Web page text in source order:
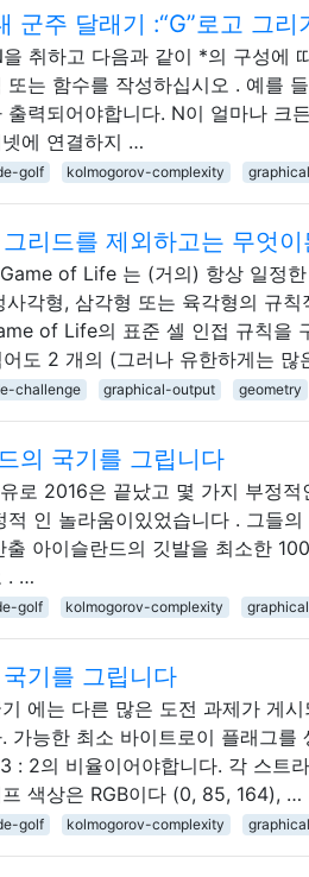
군주 달래기 :“G”로고 그리
취하고 다음과 같이 *의 구성에
또는 함수를 작성하십시오 . 예를
출력되어야합니다. N이 얼마나 크
에 연결하지 …
golf kolmogorov-complexity
리드를 제외하고는 무엇
of Life 는 (거의) 항상 일정
사각형, 삼각형 또는 육각형의 규
of Life의 표준 셀 인접 규칙을
어도 2 개의 (그러나 유한하게는 많
challenge graphical-output geometry
의 국기를 그립니다
로 ​​2016은 끝났고 몇 가지 부정
적 인 놀라움이있었습니다 . 그들
출 아이슬란드의 깃발을 최소한
. …
golf kolmogorov-complexity
기를 그립니다
에는 다른 많은 도전 과제가 게
가능한 최소 바이트로이 플래그
: 2의 비율이어야합니다. 각 스트
프 색상은 RGB이다 (0, 85, 164), …
golf kolmogorov-complexity